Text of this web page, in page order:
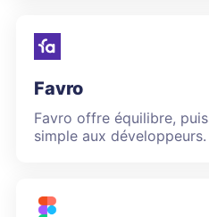
Favro
Favro offre équilibre,
simple aux développeurs.